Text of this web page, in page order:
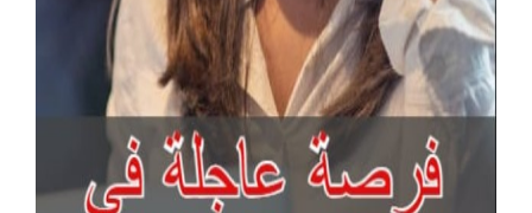
آخر الإعلانات